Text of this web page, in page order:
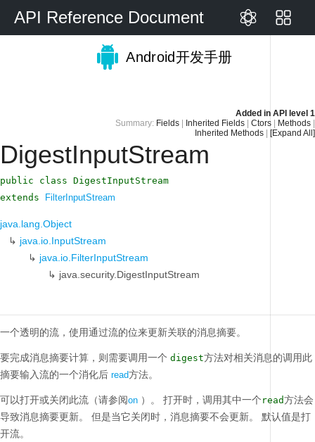
API Reference Document
Android开发手册
Added in API level 1
Summary: Fields Inherited Fields Ctors Methods
Inherited Methods
[Expand All]
DigestInputStream
public class DigestInputStream
extends
FilterInputStream
java.lang.Object
↳ java.io.InputStream
↳ java.io.FilterInputStream
↳ java.security.DigestInputStream
一个透明的流，使用通过流的位来更新关联的消息摘要。
要完成消息摘要计算，则需要调用一个 digest方法对相关消息的调用此
摘要输入流的一个消化后 read方法。
可以打开或关闭此流（请参阅on ）。 打开时，调用其中一个 read方法会
导致消息摘要更新。
但是当它关闭时，消息摘要不会更新。
默认值是打
开流。